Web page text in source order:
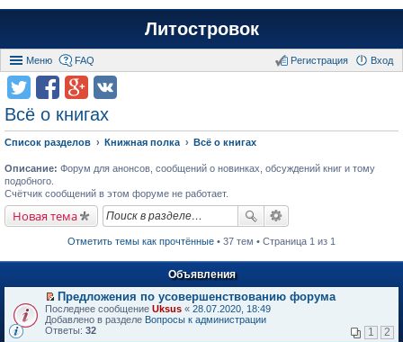
Литостровок
Меню FAQ Вход
Регистрация
Всё о книгах
Список разделов Книжная полка Всё о книгах
Описание: Форум для анонсов, сообщений о новинках, обсуждений книг и тому
подобного.
Счётчик сообщений в этом форуме не работает.
Новая тема
Отметить темы как прочтённые • 37 тем • Страница 1 из 1
Объявления
П
е
р
Предложения по усовершенствованию форума
Последнее сообщение Uksus « 28.07.2020, 18:49
Добавлено в разделе Вопросы к администрации
Ответы: 32 1 2